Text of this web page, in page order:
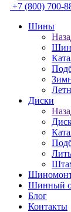
+7 (800) 700-
Шины
Диски
Шинный
Блог
Контакты